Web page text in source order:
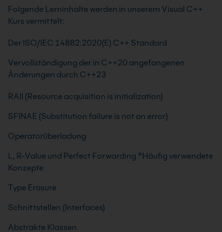
Folgende Lerninhalte werden in unserem Visual C++
Kurs vermittelt:
Der ISO/IEC 14882:2020(E) C++ Standard
Vervollständigung der in C++20 angefangenen
Änderungen durch C++23
RAII (Resource acquisition is initialization)
SFINAE (Substitution failure is not an error)
Operatorüberladung
L, R-Value und Perfect Forwarding *Häufig verwendete
Konzepte
Type Erasure
Schnittstellen (Interfaces)
Abstrakte Klassen